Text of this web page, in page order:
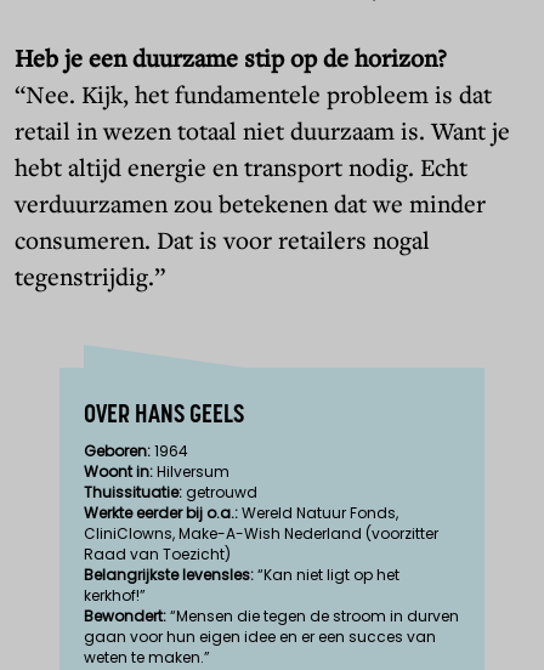
Heb je een duurzame stip op de horizon?
“Nee. Kijk, het fundamentele probleem is dat
retail in wezen totaal niet duurzaam is. Want je
hebt altijd energie en transport nodig. Echt
verduurzamen zou betekenen dat we minder
consumeren. Dat is voor retailers nogal
tegenstrijdig.”
OVER HANS GEELS
Geboren:1964
Woont in:Hilversum
Thuissituatie: getrouwd
Werkte eerder bij o.a.:Wereld Natuur Fonds,
CliniClowns, Make-A-Wish Nederland (voorzitter
Raad van Toezicht)
Belangrijkste levensles:“Kan niet ligt op het
kerkhof!”
Bewondert:“Mensen die tegen de stroom in durven
gaan voor hun eigen idee en er een succes van
weten te maken.”